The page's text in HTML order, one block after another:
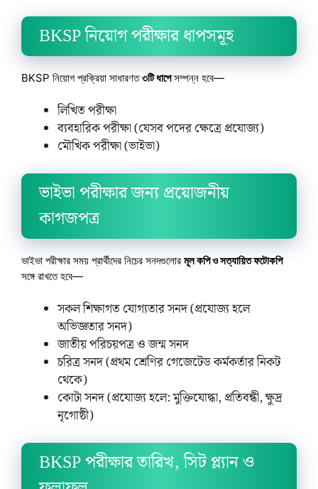
BKSP নিয়োগ পরীক্ষার ধাপসমূহ
BKSP নিয়োগ প্রক্রিয়া সাধারণত৩টি ধাপেসম্পন্ন হবে—
লিখিত পরীক্ষা
ব্যবহারিক পরীক্ষা (যেসব পদের ক্ষেত্রে প্রযোজ্য)
মৌখিক পরীক্ষা (ভাইভা)
ভাইভা পরীক্ষার জন্য প্রয়োজনীয়
কাগজপত্র
ভাইভা পরীক্ষার সময় প্রার্থীদের নিচের সনদগুলোর মূল কপি ও সত্যায়িত ফটোকপি
সঙ্গে রাখতে হবে—
সকল শিক্ষাগত যোগ্যতার সনদ (প্রযোজ্য হলে
অভিজ্ঞতার সনদ)
জাতীয় পরিচয়পত্র ও জন্ম সনদ
চরিত্র সনদ (প্রথম শ্রেণির গেজেটেড কর্মকর্তার নিকট
থেকে)
কোটা সনদ (প্রযোজ্য হলে: মুক্তিযোদ্ধা, প্রতিবন্ধী, ক্ষুদ্র
নৃগোষ্ঠী)
BKSP পরীক্ষার তারিখ, সিট প্ল্যান ও